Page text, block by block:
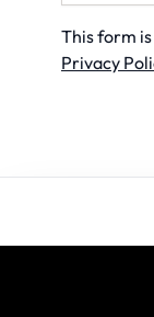
This form
Privacy